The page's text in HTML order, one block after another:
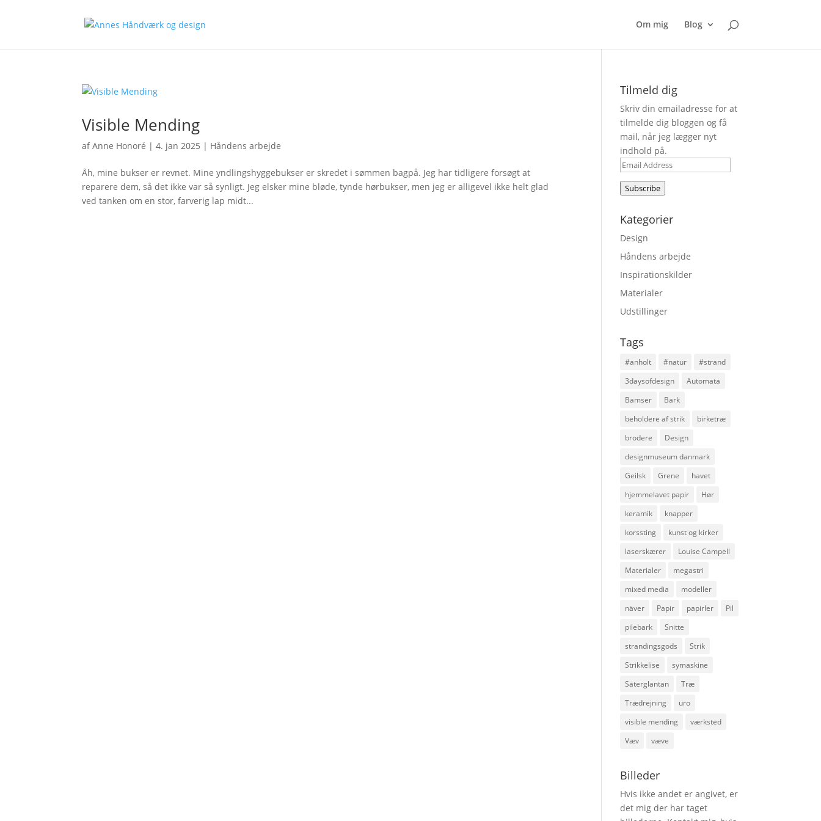
Om mig Blog
Visible Mending
afAnne Honoré |4. jan 2025 | Håndens arbejde
Åh, mine bukser er revnet. Mine yndlingshyggebukser er skredet i sømmen bagpå. Jeg har tidligere forsøgt at
reparere dem, så det ikke var så synligt. Jeg elsker mine bløde, tynde hørbukser, men jeg er alligevel ikke helt glad
ved tanken om en stor, farverig lap midt...
Tilmeld dig
Skriv din emailadresse for at
tilmelde dig bloggen og få
mail, når jeg lægger nyt
indhold på.
Email
Address
Subscribe
Kategorier
Design
Håndens arbejde
Inspirationskilder
Materialer
Udstillinger
Tags
#anholt #natur
#strand
3daysofdesign
Automata
Bamser
Bark
beholdere af strik
birketræ
brodere
Design
designmuseum danmark
Geilsk
Grene
havet
hjemmelavet papir
Hør
keramik
knapper
korssting
kunst og kirker
laserskærer
Louise Campell
Materialer
megastri
mixed media
modeller
näver
Papir papirler
Pil
pilebark
Snitte
strandingsgods
Strik
Strikkelise
symaskine
Säterglantan
Træ
Trædrejning
uro
visible mending
værksted
Væv
væve
Billeder
Hvis ikke andet er angivet, er
det mig der har taget